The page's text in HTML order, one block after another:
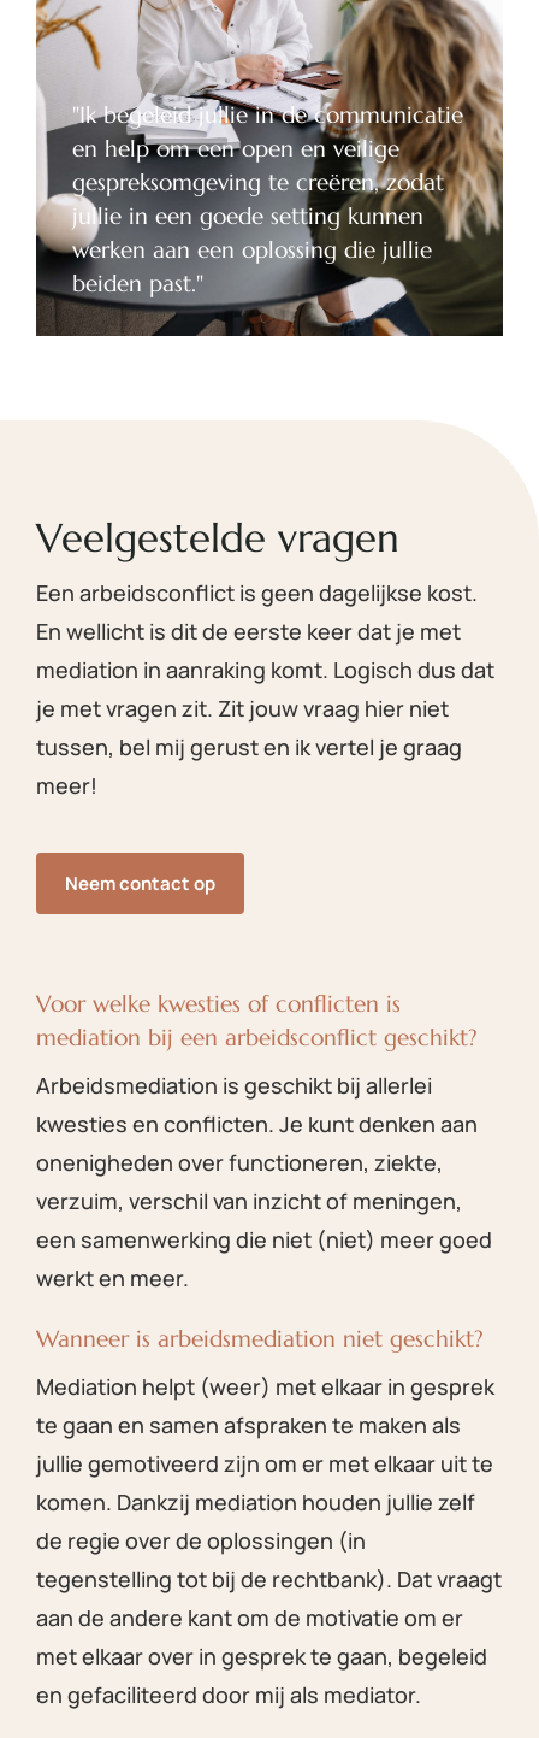
"Ik begeleid jullie in de communicatie
en help om een open en veilige
gespreksomgeving te creëren, zodat
jullie in een goede setting kunnen
werken aan een oplossing die jullie
beiden past."
Veelgestelde vragen
Een arbeidsconflict is geen dagelijkse kost.
En wellicht is dit de eerste keer dat je met
mediation in aanraking komt. Logisch dus dat
je met vragen zit. Zit jouw vraag hier niet
tussen, bel mij gerust en ik vertel je graag
meer!
Neem contact op
Voor welke kwesties of conflicten is
mediation bij een arbeidsconflict geschikt?
Arbeidsmediation is geschikt bij allerlei
kwesties en conflicten. Je kunt denken aan
onenigheden over functioneren, ziekte,
verzuim, verschil van inzicht of meningen,
een samenwerking die niet (niet) meer goed
werkt en meer.
Wanneer is arbeidsmediation niet geschikt?
Mediation helpt (weer) met elkaar in gesprek
te gaan en samen afspraken te maken als
jullie gemotiveerd zijn om er met elkaar uit te
komen. Dankzij mediation houden jullie zelf
de regie over de oplossingen (in
tegenstelling tot bij de rechtbank). Dat vraagt
aan de andere kant om de motivatie om er
met elkaar over in gesprek te gaan, begeleid
en gefaciliteerd door mij als mediator.